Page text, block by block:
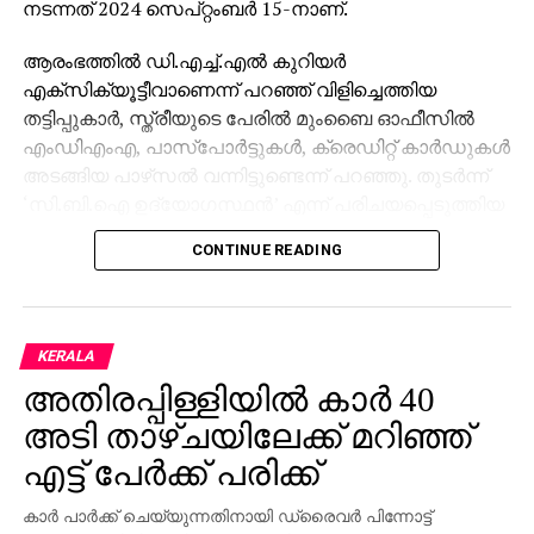
നടന്നത് 2024 സെപ്റ്റംബര്‍ 15-നാണ്.
ആരംഭത്തില്‍ ഡി.എച്ച്.എല്‍ കുറിയര്‍
എക്‌സിക്യൂട്ടീവാണെന്ന് പറഞ്ഞ് വിളിച്ചെത്തിയ
തട്ടിപ്പുകാര്‍, സ്ത്രീയുടെ പേരില്‍ മുംബൈ ഓഫീസില്‍
എംഡിഎംഎ, പാസ്പോര്‍ട്ടുകള്‍, ക്രെഡിറ്റ് കാര്‍ഡുകള്‍
അടങ്ങിയ പാഴ്‌സല്‍ വന്നിട്ടുണ്ടെന്ന് പറഞ്ഞു. തുടര്‍ന്ന്
മറ്റൊരാള്‍ ഭീഷണിപ്പെടുത്തി. അറസ്റ്റ് ചെയ്യുമെന്ന
ഭീഷണിക്കിടെ നിരപരാധിത്വം തെളിയിക്കാന്‍ സ്ത്രീയെ
ചെയ്തു.
മകന്റെ വിവാഹം അടുത്തുള്ളതിനാല്‍ ഭീതിയില്‍പ്പെട്ട
അവര്‍ തട്ടിപ്പുകാരുടെ നിര്‍ദ്ദേശം അനുസരിക്കേണ്ടി
വന്നു. ‘ജാമ്യം’ എന്ന പേരില്‍ ആദ്യം രണ്ട് കോടി
രൂപയും തുടര്‍ന്ന് ബാങ്ക് അക്കൗണ്ടുകളില്‍ നിന്നുളള
മുഴുവന്‍ പണവും, സ്ഥിര നിക്ഷേപം ഉള്‍പ്പെടെ,
CONTINUE READING
KERALA
അതിരപ്പിള്ളിയില്‍ കാര്‍ 40
അടി താഴ്ചയിലേക്ക് മറിഞ്ഞ്
എട്ട് പേര്‍ക്ക് പരിക്ക്
കാര്‍ പാര്‍ക്ക് ചെയ്യുന്നതിനായി ഡ്രൈവര്‍ പിന്നോട്ട്